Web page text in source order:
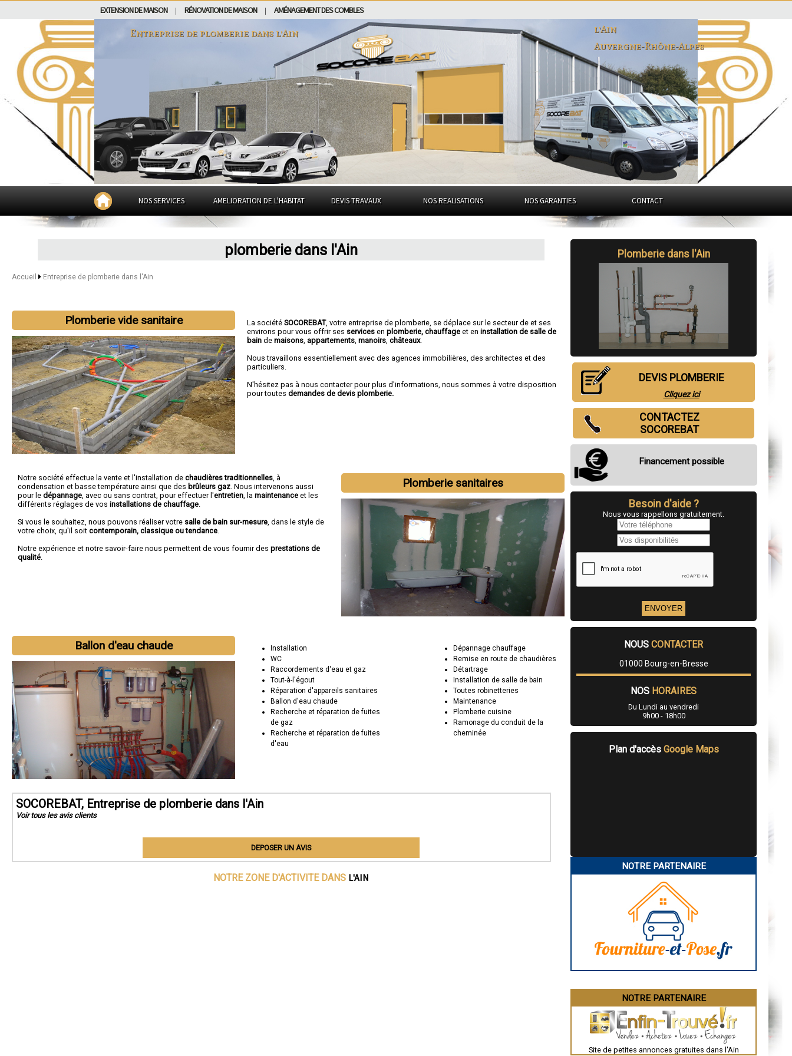
EXTENSION DE MAISON RÉNOVATION DE MAISON AMÉNAGEMENT DES COMBLES
Entreprise de plomberie dans l'Ain
l'Ain
Auvergne-Rhône-Alpes
NOS SERVICES AMELIORATION DE L'HABITAT DEVIS TRAVAUX NOS REALISATIONS NOS GARANTIES CONTACT
plomberie dans l'Ain
Accueil Entreprise de plomberie dans l'Ain
Plomberie vide sanitaire La sociétéSOCOREBAT,votre entreprise de plomberie , se déplace sur le secteur de et ses
environs pour vous offrir ses services enplomberie, chauffage et eninstallation de salle de
bain demaisons appartements ,manoirs ,châteaux.
Nous travaillons essentiellement avec des agences immobilières, des architectes et des
particuliers.
N'hésitez pas à nous contacter pour plus d'informations, nous sommes à votre disposition
pour toutesdemandes de devis plomberie.
Plomberie sanitaires
Notre société effectue la vente et l'installation de chaudières traditionnelles, à
condensation et basse température ainsi que des brûleurs gaz. Nous intervenons aussi
pour le dépannage, avec ou sans contrat, pour effectuer l'entretien, la maintenance et les
différents réglages de vos installations de chauffage.
Si vous le souhaitez, nous pouvons réaliser votre salle de bain sur-mesure, dans le style de
votre choix, qu'il soit contemporain, classique ou tendance.
Notre expérience et notre savoir-faire nous permettent de vous fournir des prestations de
qualité.
Ballon d'eau chaude
Installation
WC
Raccordements d'eau et gaz
Tout-à-l'égout
Réparation d'appareils sanitaires
Ballon d'eau chaude
Recherche et réparation de fuites
de gaz
Recherche et réparation de fuites
d'eau
Dépannage chauffage
Remise en route de chaudières
Détartrage
Installation de salle de bain
Toutes robinetteries
Maintenance
Plomberie cuisine
Ramonage du conduit de la
cheminée
SOCOREBAT, Entreprise de plomberie dans l'Ain
Voir tous les avis clients
DEPOSER UN AVIS
NOTRE ZONE D'ACTIVITE DANS L'AIN
Plomberie dans l'Ain
DEVIS PLOMBERIE
Cliquez ici
CONTACTEZ
SOCOREBAT
Financement possible
Besoin d'aide ?
Nous vous rappellons gratuitement.
NOUS CONTACTER
01000 Bourg-en-Bresse
NOS HORAIRES
Du Lundi au vendredi
9h00 - 18h00
Plan d'accès Google Maps
NOTRE PARTENAIRE
NOTRE PARTENAIRE
Site de petites annonces gratuites dans l'Ain